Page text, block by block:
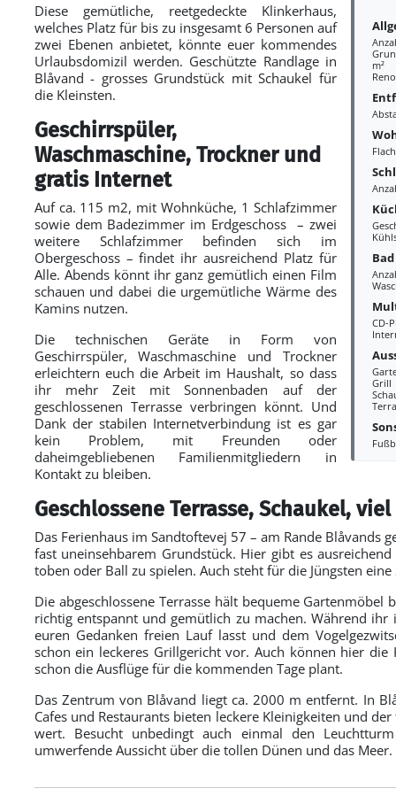
m²
Bad
CD-
Grill
Diese gemütliche, reetgedeckte Klinkerhaus,
welches Platz für bis zu insgesamt 6 Personen auf
zwei Ebenen anbietet, könnte euer kommendes
Urlaubsdomizil werden. Geschützte Randlage in
Blåvand - grosses Grundstück mit Schaukel für
die Kleinsten.
Geschirrspüler,
Waschmaschine, Trockner und
gratis Internet
Auf ca. 115 m2, mit Wohnküche, 1 Schlafzimmer
sowie dem Badezimmer im Erdgeschoss – zwei
weitere Schlafzimmer befinden sich im
Obergeschoss – findet ihr ausreichend Platz für
Alle. Abends könnt ihr ganz gemütlich einen Film
schauen und dabei die urgemütliche Wärme des
Kamins nutzen.
Die technischen Geräte in Form von
Geschirrspüler, Waschmaschine und Trockner
erleichtern euch die Arbeit im Haushalt, so dass
ihr mehr Zeit mit Sonnenbaden auf der
geschlossenen Terrasse verbringen könnt. Und
Dank der stabilen Internetverbindung ist es gar
kein Problem, mit Freunden oder
daheimgebliebenen Familienmitgliedern in
Kontakt zu bleiben.
Geschlossene Terrasse, Schaukel,
Das Ferienhaus im Sandtoftevej 57 – am Rande Blåvands
fast uneinsehbarem Grundstück. Hier gibt es
toben oder Ball zu spielen. Auch steht für die Jüngsten
Die abgeschlossene Terrasse hält bequeme
richtig entspannt und gemütlich zu machen. Während
euren Gedanken freien Lauf lasst und dem
schon ein leckeres Grillgericht vor. Auch können hier
schon die Ausflüge für die kommenden Tage plant.
Das Zentrum von Blåvand liegt ca. 2000 m entfernt. In
Cafes und Restaurants bieten leckere Kleinigkeiten und
wert. Besucht unbedingt auch einmal den
umwerfende Aussicht über die tollen Dünen und das Meer.